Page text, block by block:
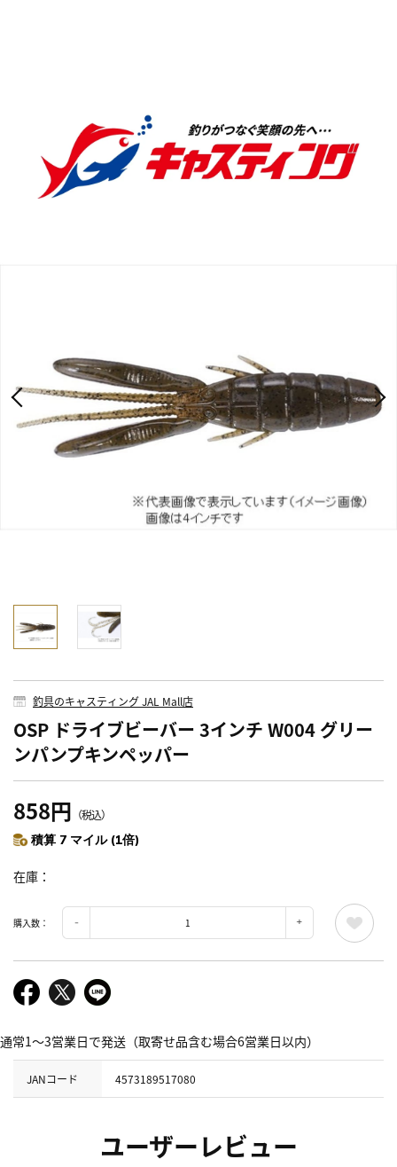
釣具のキャスティング JAL Mall店
OSP ドライブビーバー 3インチ W004 グリー
ンパンプキンペッパー
858円 （税込）
積算 7 マイル (1倍)
在庫
購入数：
通常1～3営業日で発送（取寄せ品含む場合6営業日以内）
JANコード 4573189517080
ユーザーレビュー